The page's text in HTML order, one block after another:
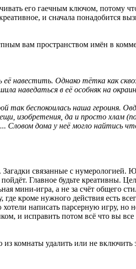
его гаечным ключом, потому
и сначала понадобится
вам пространством имён в
навестить. Однако тётка как
наведаться в её особняк на
беспокоилась наша героиня.
изобретения, да и просто
Словом дома у неё могло найтись
Загадки связанные с
Главное будьте креативны.
мини-игра, а не за счёт общего
кроме нужного действия есть
написать парсерную игру, но
и исправить потом всё что вы
комнаты удалить или не